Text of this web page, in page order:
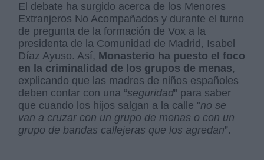
El debate ha surgido acerca de los Menores
Extranjeros No Acompañados y durante el turno
de pregunta de la formación de Vox a la
presidenta de la Comunidad de Madrid, Isabel
Díaz Ayuso. Así, Monasterio ha puesto el foco
en la criminalidad de los grupos de menas,
explicando que las madres de niños españoles
deben contar con una “seguridad" para saber
que cuando los hijos salgan a la calle "no se
van a cruzar con un grupo de menas o con un
grupo de bandas callejeras que los agredan”.